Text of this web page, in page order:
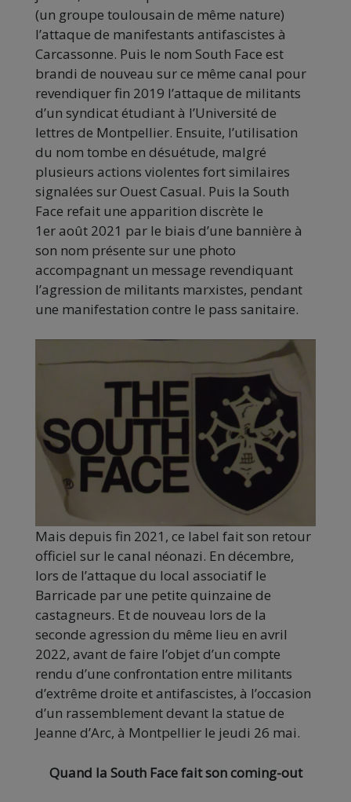
(un groupe toulousain de même nature)
l’attaque de manifestants antifascistes à
Carcassonne. Puis le nom South Face est
brandi de nouveau sur ce même canal pour
revendiquer fin 2019 l’attaque de militants
d’un syndicat étudiant à l’Université de
lettres de Montpellier. Ensuite, l’utilisation
du nom tombe en désuétude, malgré
plusieurs actions violentes fort similaires
signalées sur Ouest Casual. Puis la South
Face refait une apparition discrète le
1er août 2021 par le biais d’une bannière à
son nom présente sur une photo
accompagnant un message revendiquant
l’agression de militants marxistes, pendant
une manifestation contre le pass sanitaire.
Mais depuis fin 2021, ce label fait son retour
officiel sur le canal néonazi. En décembre,
lors de l’attaque du local associatif le
Barricade par une petite quinzaine de
castagneurs. Et de nouveau lors de la
seconde agression du même lieu en avril
2022, avant de faire l’objet d’un compte
rendu d’une confrontation entre militants
d’extrême droite et antifascistes, à l’occasion
d’un rassemblement devant la statue de
Jeanne d’Arc, à Montpellier le jeudi 26 mai.
Quand la South Face fait son coming-out